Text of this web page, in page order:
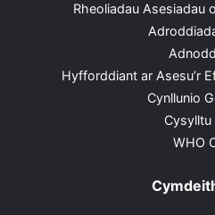
Rheoliadau Asesiadau
Hyfforddiant ar Asesu’r
Cynllunio
Cysylltu
WHO